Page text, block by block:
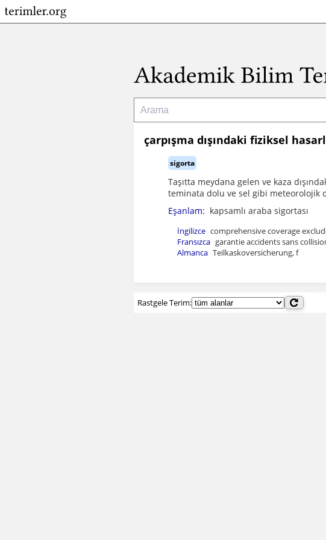
çarpışma dışındaki fiziksel
sigorta
Taşıtta meydana gelen ve kaza
teminata dolu ve sel gibi meteorolojik
Eşanlam: kapsamlı araba sigortası
İngilizce comprehensive coverage
Fransızca garantie accidents sans
Almanca Teilkaskoversicherung, f
Rastgele Terim: